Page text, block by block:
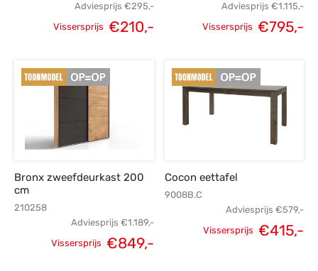
Adviesprijs €295,-
prijs was:
€295,-.
Vissersprijs €210,-
prijs is:
€210,-.
Adviesprijs €1.115,-
Oorspronkelijke
€1.115,-.
Vissersprijs €795,-
Bronx zweefdeurkast 200
cm
210258
Adviesprijs €1.189,-
Vissersprijs €849,-
Cocon eettafel
9008B.C
Adviesprijs €579,-
Oorspronkelijke
Vissersprijs €415,-